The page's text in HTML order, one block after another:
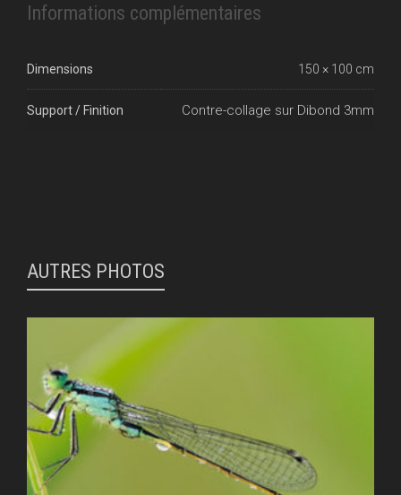
Informations complémentaires
Dimensions 150 × 100 cm
Support / Finition Contre-collage sur Dibond 3mm
AUTRES PHOTOS